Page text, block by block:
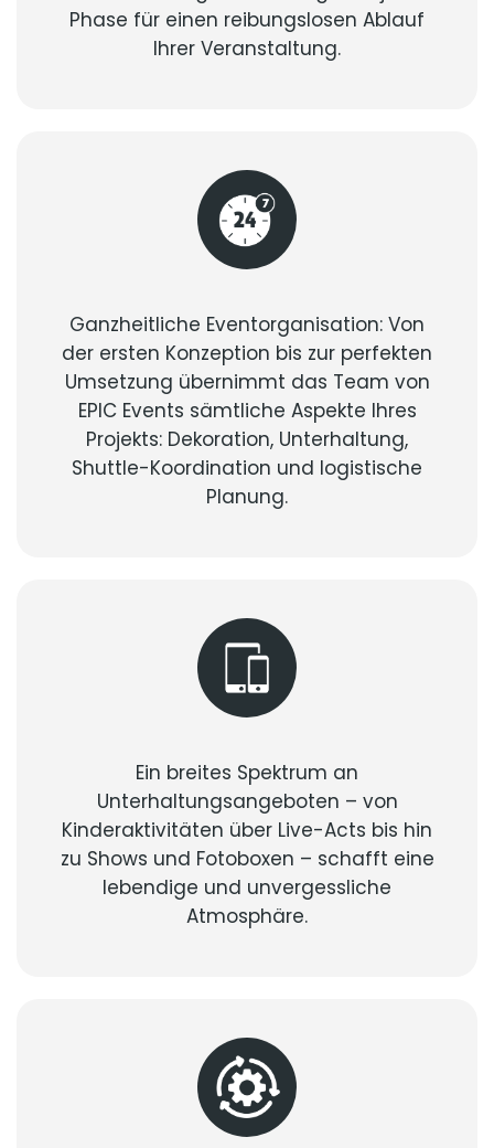
Phase für einen reibungslosen Ablauf
Ihrer Veranstaltung.
Ganzheitliche Eventorganisation: Von
der ersten Konzeption bis zur perfekten
Umsetzung übernimmt das Team von
EPIC Events sämtliche Aspekte Ihres
Projekts: Dekoration, Unterhaltung,
Shuttle-Koordination und logistische
Planung.
Ein breites Spektrum an
Unterhaltungsangeboten – von
Kinderaktivitäten über Live-Acts bis hin
zu Shows und Fotoboxen – schafft eine
lebendige und unvergessliche
Atmosphäre.